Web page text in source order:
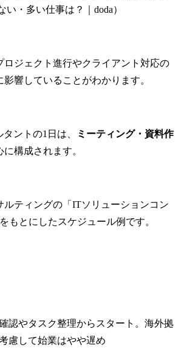
・多い仕事は？｜doda）
ロジェクト進行やクライアント対応の
響していることがわかります。
ントの1日は、
ミーティング・資料作
に構成されます。
ルティングの「ITソリューションコン
もとにしたスケジュール例です。
認やタスク整理からスタート。海外拠
慮して始業はやや遅め